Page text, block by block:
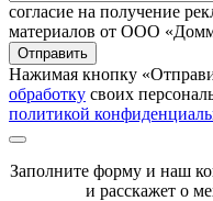
согласие на получение
материалов от ООО
Отправить
Нажимая кнопку
обработку своих
политикой
Заполните форму и наш
и расскажет о